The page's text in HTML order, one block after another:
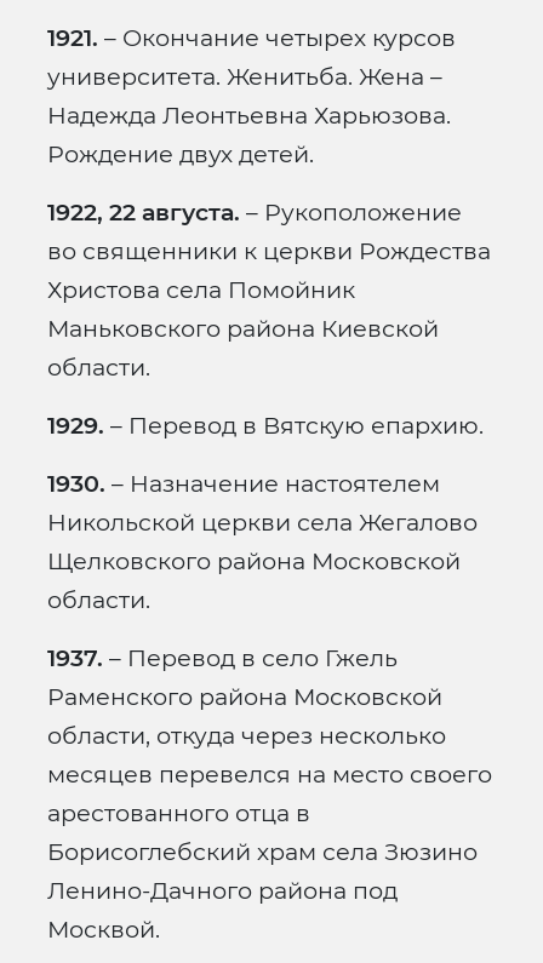
1921. – Окончание четырех курсов
университета. Женитьба. Жена –
Надежда Леонтьевна Харьюзова.
Рождение двух детей.
1922, 22 августа. – Рукоположение
во священники к церкви Рождества
Христова села Помойник
Маньковского района Киевской
области.
1929. – Перевод в Вятскую епархию.
1930. – Назначение настоятелем
Никольской церкви села Жегалово
Щелковского района Московской
области.
1937. – Перевод в село Гжель
Раменского района Московской
области, откуда через несколько
месяцев перевелся на место своего
арестованного отца в
Борисоглебский храм села Зюзино
Ленино-Дачного района под
Москвой.